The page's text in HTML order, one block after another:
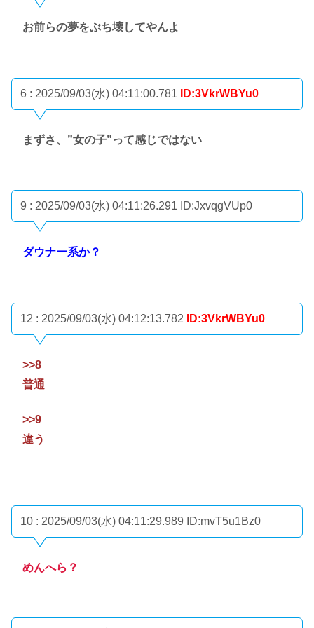
お前らの夢をぶち壊してやんよ
6 : 2025/09/03(水) 04:11:00.781 ID:3VkrWBYu0
まずさ、”女の子”って感じではない
9 : 2025/09/03(水) 04:11:26.291 ID:JxvqgVUp0
ダウナー系か？
12 : 2025/09/03(水) 04:12:13.782 ID:3VkrWBYu0
>>8
普通
>>9
違う
10 : 2025/09/03(水) 04:11:29.989 ID:mvT5u1Bz0
めんへら？